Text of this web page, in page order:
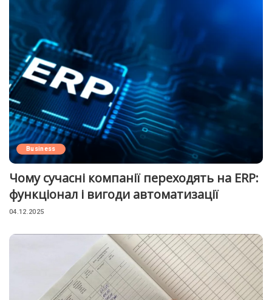
Business
Чому сучасні компанії переходять на ERP:
функціонал і вигоди автоматизації
04.12.2025